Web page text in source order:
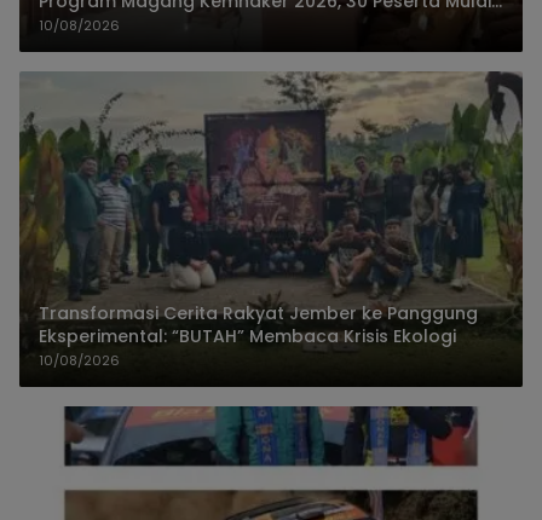
Praktik
10/08/2026
Transformasi Cerita Rakyat Jember ke Panggung
Eksperimental: “BUTAH” Membaca Krisis Ekologi
10/08/2026